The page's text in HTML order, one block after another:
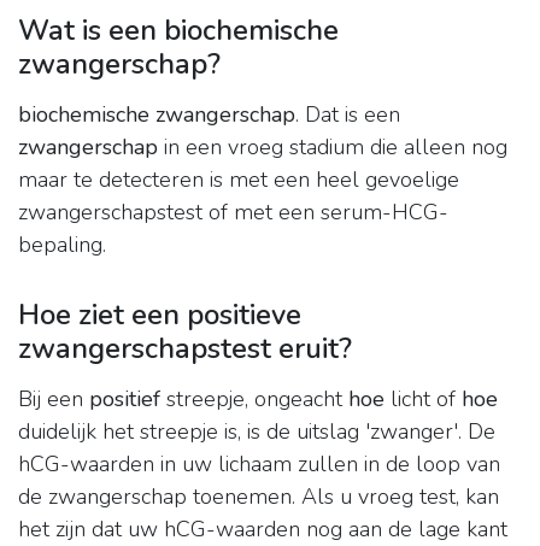
Wat is een biochemische
zwangerschap?
biochemische zwangerschap. Dat is een
zwangerschap in een vroeg stadium die alleen nog
maar te detecteren is met een heel gevoelige
zwangerschapstest of met een serum-HCG-
bepaling.
Hoe ziet een positieve
zwangerschapstest eruit?
Bij een positief streepje, ongeacht hoe licht of hoe
duidelijk het streepje is, is de uitslag 'zwanger'. De
hCG-waarden in uw lichaam zullen in de loop van
de zwangerschap toenemen. Als u vroeg test, kan
het zijn dat uw hCG-waarden nog aan de lage kant